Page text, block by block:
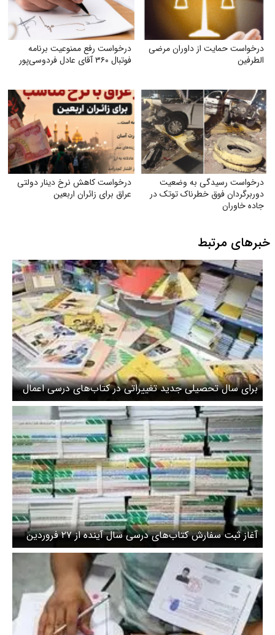
درخواست حمایت از داوران مرضی
الطرفین
درخواست رفع ممنوعیت برنامه
فوتبال ۳۶۰ آقای عادل فردوسی‌پور
درخواست رسیدگی به وضعیت
دوربرگردان فوق‌ خطرناک توتک در
جاده خاوران
درخواست کاهش نرخ دینار دولتی
عراق برای زائران اربعین
خبرهای مرتبط
برای سال تحصیلی جدید تغییراتی در کتاب‌های درسی اعمال
می‌شود
آغاز ثبت سفارش کتاب‌های درسی سال آینده از ۲۷ فروردین
ماه